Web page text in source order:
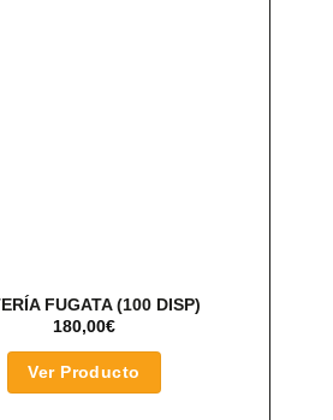
FUGATA (100 DISP)
180,00€
Ver Producto